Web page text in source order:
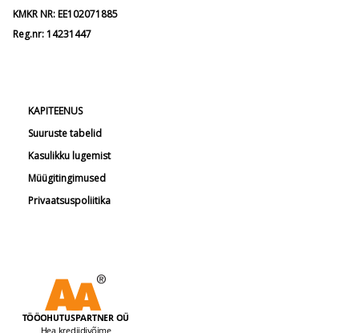
KMKR NR: EE102071885
Reg.nr: 14231447
KAPITEENUS
Suuruste tabelid
Kasulikku lugemist
Müügitingimused
Privaatsuspoliitika